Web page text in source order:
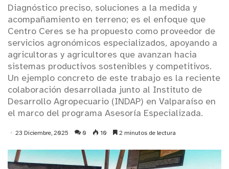
Diagnóstico preciso, soluciones a la medida y
acompañamiento en terreno; es el enfoque que
Centro Ceres se ha propuesto como proveedor de
servicios agronómicos especializados, apoyando a
agricultoras y agricultores que avanzan hacia
sistemas productivos sostenibles y competitivos.
Un ejemplo concreto de este trabajo es la reciente
colaboración desarrollada junto al Instituto de
Desarrollo Agropecuario (INDAP) en Valparaíso en
el marco del programa Asesoría Especializada.
23 Diciembre, 2025 0 10 2 minutos de lectura